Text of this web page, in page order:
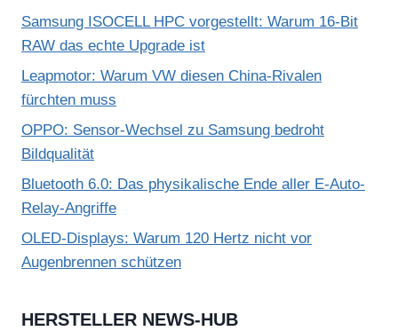
Samsung ISOCELL HPC vorgestellt: Warum 16-Bit
RAW das echte Upgrade ist
Leapmotor: Warum VW diesen China-Rivalen
fürchten muss
OPPO: Sensor-Wechsel zu Samsung bedroht
Bildqualität
Bluetooth 6.0: Das physikalische Ende aller E-Auto-
Relay-Angriffe
OLED-Displays: Warum 120 Hertz nicht vor
Augenbrennen schützen
HERSTELLER NEWS-HUB